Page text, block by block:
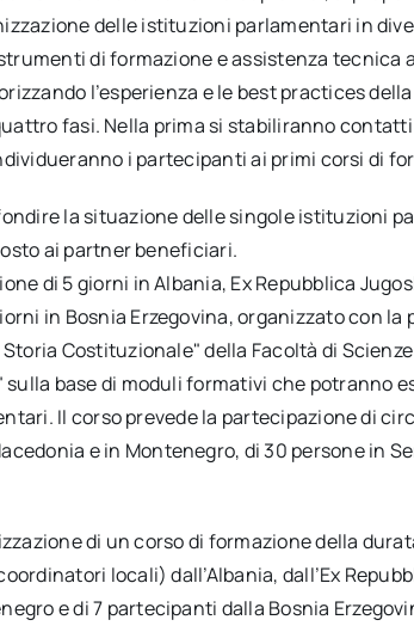
delle istituzioni parlamentari in
di formazione e assistenza tecnica
l’esperienza e le best practices
fasi. Nella prima si stabiliranno
i partecipanti ai primi corsi di
la situazione delle singole istituzioni
ai partner beneficiari.
di 5 giorni in Albania, Ex Repubblica
in Bosnia Erzegovina, organizzato con la
Costituzionale" della Facoltà di
sulla base di moduli formativi che potranno
Il corso prevede la partecipazione di
e in Montenegro, di 30 persone in
di un corso di formazione della
locali) dall’Albania, dall’Ex
e di 7 partecipanti dalla Bosnia